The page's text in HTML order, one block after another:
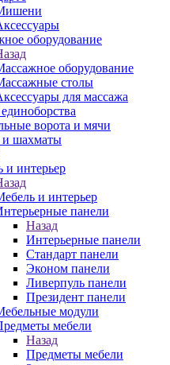
оборудование
оборудование
столы
для массажа
ворота и мячи
шахматы
и интерьер
и интерьер
панели
Назад
Интерьерные панели
Стандарт панели
Эконом панели
Ливерпуль панели
Президент панели
модули
мебели
Назад
Предметы мебели